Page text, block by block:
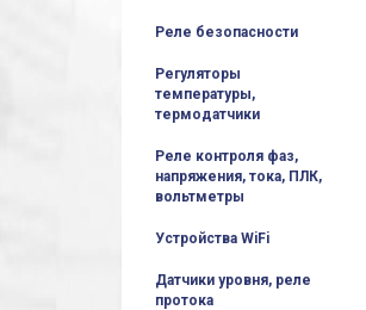
Реле безопасности
Регуляторы
температуры,
термодатчики
Реле контроля фаз,
напряжения, тока, ПЛК,
вольтметры
Устройства WiFi
Датчики уровня, реле
протока